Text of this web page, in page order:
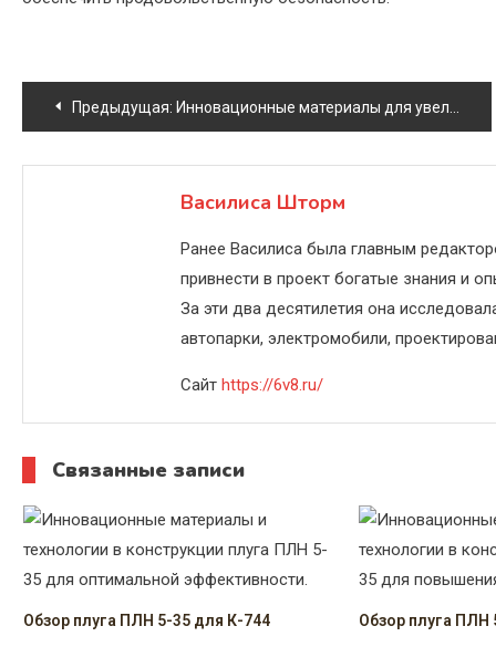
Навигация
по
Предыдущая: Инновационные материалы для увеличения долговечности радиаторов и помп системы охлаждения
Василиса Шторм
Ранее Василиса была главным
привнести в проект богатые знания и
За эти два десятилетия она
автопарки, электромобили,
Сайт https://6v8.ru/
Связанные записи
Обзор плуга ПЛН 5-35 для К-744 Обзор плуга ПЛН